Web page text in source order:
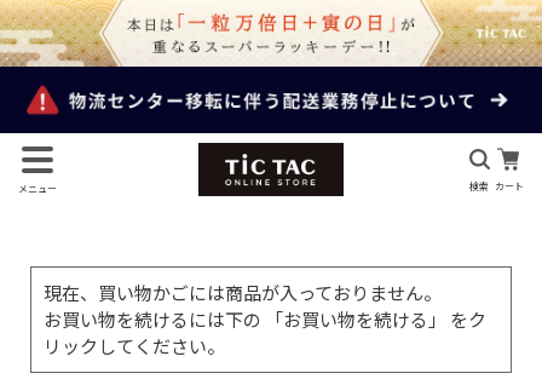
メニュー 検索 カート
現在、買い物かごには商品が入っておりません。
お買い物を続けるには下の 「お買い物を続ける」 をク
リックしてください。